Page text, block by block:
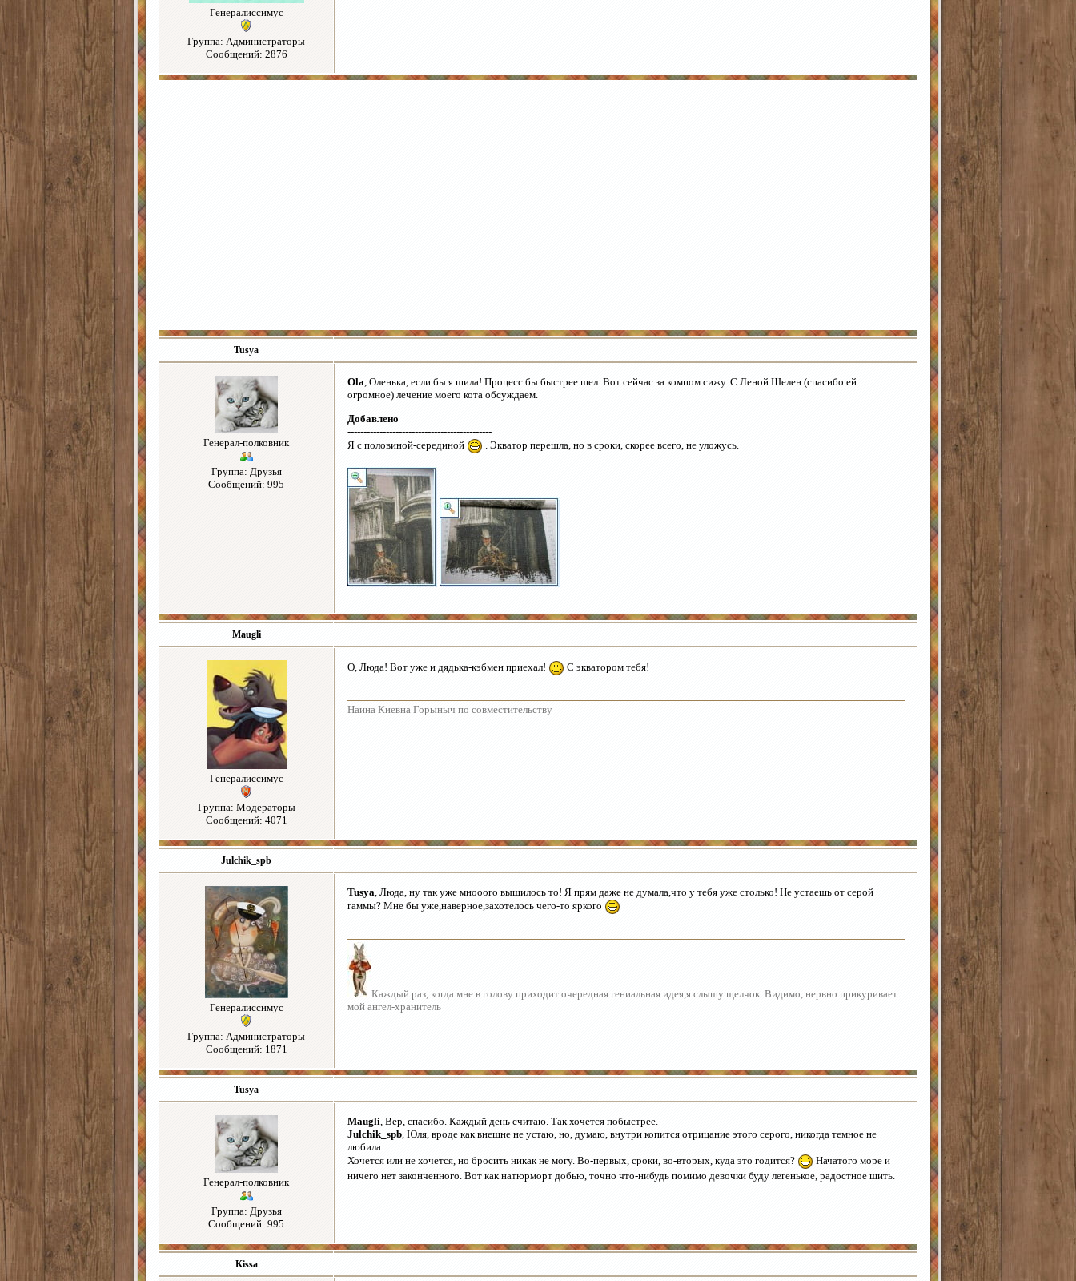
Генералиссимус
Группа: Администраторы
Сообщений: 2876
Tusya
Генерал-полковник
Группа: Друзья
Сообщений: 995
Ola, Оленька, если бы я шила! Процесс бы быстрее шел. Вот сейчас за компом сижу. С Леной Шелен (спасибо ей
огромное) лечение моего кота обсуждаем.
Добавлено
---------------------------------------------
Я с половиной-серединой
. Экватор перешла, но в сроки, скорее всего, не уложусь.
Maugli
Генералиссимус
Группа: Модераторы
Сообщений: 4071
О, Люда! Вот уже и дядька-кэбмен приехал! С экватором тебя!
Наина Киевна Горыныч по совместительству
Julchik_spb
Генералиссимус
Группа: Администраторы
Сообщений: 1871
Tusya, Люда, ну так уже мнооого вышилось то! Я прям даже не думала,что у тебя уже столько! Не устаешь от серой
гаммы? Мне бы уже,наверное,захотелось чего-то яркого
Каждый раз, когда мне в голову приходит очередная гениальная идея,я слышу щелчок. Видимо, нервно прикуривает
мой ангел-хранитель
Tusya
Генерал-полковник
Группа: Друзья
Сообщений: 995
Maugli, Вер, спасибо. Каждый день считаю. Так хочется побыстрее.
Julchik_spb, Юля, вроде как внешне не устаю, но, думаю, внутри копится отрицание этого серого, никогда темное не
любила.
Хочется или не хочется, но бросить никак не могу. Во-первых, сроки, во-вторых, куда это годится?
Начатого море и
ничего нет законченного. Вот как натюрморт добью, точно что-нибудь помимо девочки буду легенькое, радостное шить.
Kissa